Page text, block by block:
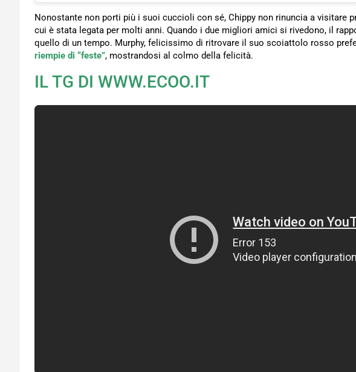
Nonostante non porti più i suoi cuccioli con sé, Chippy non rinuncia a visitare
cui è stata legata per molti anni. Quando i due migliori amici si rivedono, il
quello di un tempo. Murphy, felicissimo di ritrovare il suo scoiattolo rosso
riempie di “feste”, mostrandosi al colmo della felicità.
IL TG DI WWW.ECOO.IT